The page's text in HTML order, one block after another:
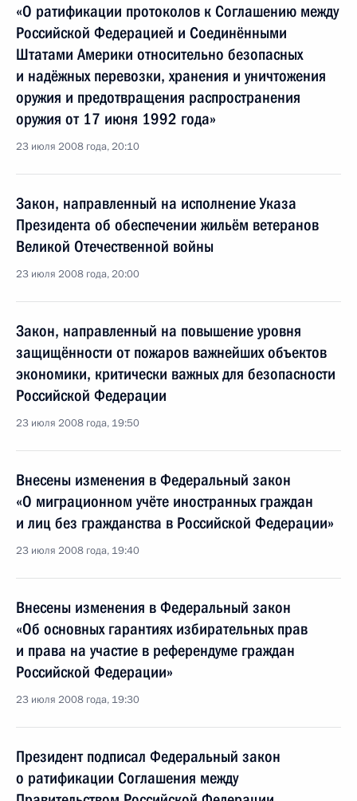
«О ратификации протоколов к Соглашению между
Российской Федерацией и Соединёнными
Штатами Америки относительно безопасных
и надёжных перевозки, хранения и уничтожения
оружия и предотвращения распространения
оружия от 17 июня 1992 года»
23 июля 2008 года, 20:10
Закон, направленный на исполнение Указа
Президента об обеспечении жильём ветеранов
Великой Отечественной войны
23 июля 2008 года, 20:00
Закон, направленный на повышение уровня
защищённости от пожаров важнейших объектов
экономики, критически важных для безопасности
Российской Федерации
23 июля 2008 года, 19:50
Внесены изменения в Федеральный закон
«О миграционном учёте иностранных граждан
и лиц без гражданства в Российской Федерации»
23 июля 2008 года, 19:40
Внесены изменения в Федеральный закон
«Об основных гарантиях избирательных прав
и права на участие в референдуме граждан
Российской Федерации»
23 июля 2008 года, 19:30
Президент подписал Федеральный закон
о ратификации Соглашения между